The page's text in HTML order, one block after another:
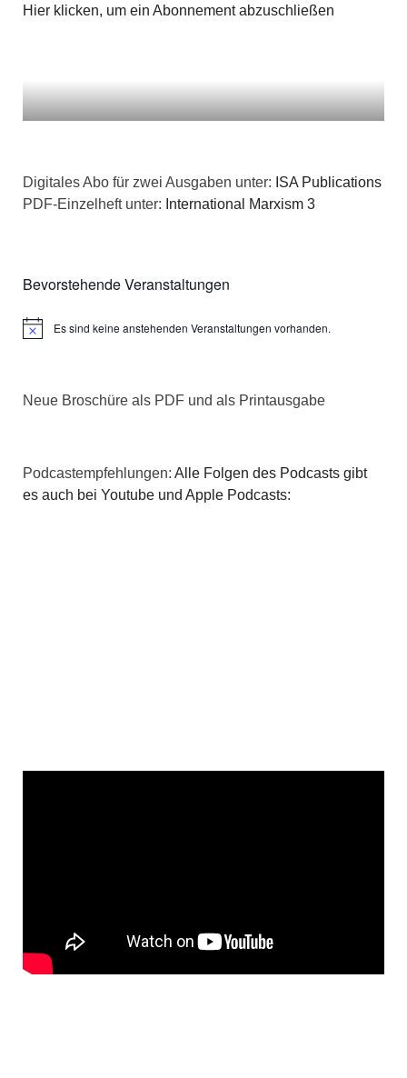
Hier klicken, um ein Abonnement abzuschließen
Digitales Abo für zwei Ausgaben unter: ISA Publications
PDF-Einzelheft unter: International Marxism 3
Bevorstehende Veranstaltungen
HinweisEs sind keine anstehenden Veranstaltungen vorhanden.
Neue Broschüre als PDF und als Printausgabe
Podcastempfehlungen: Alle Folgen des Podcasts gibt
es auch bei Youtube und Apple Podcasts: